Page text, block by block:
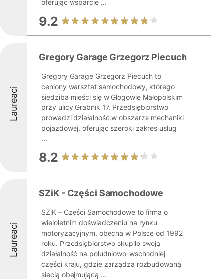
oferując wsparcie ...
9.2
Laureaci
Gregory Garage Grzegorz Piecuch
Gregory Garage Grzegorz Piecuch to
ceniony warsztat samochodowy, którego
siedziba mieści się w Głogowie Małopolskim
przy ulicy Grabnik 17. Przedsiębiorstwo
prowadzi działalność w obszarze mechaniki
pojazdowej, oferując szeroki zakres usług
...
8.2
Laureaci
SZiK - Części Samochodowe
SZiK – Części Samochodowe to firma o
wieloletnim doświadczeniu na rynku
motoryzacyjnym, obecna w Polsce od 1992
roku. Przedsiębiorstwo skupiło swoją
działalność na południowo-wschodniej
części kraju, gdzie zarządza rozbudowaną
siecią obejmującą ...